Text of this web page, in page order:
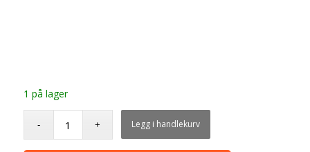
1 på lager
Legg i handlekurv